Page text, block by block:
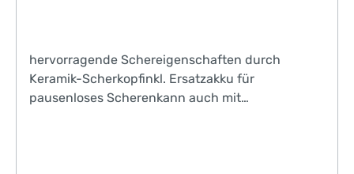
hervorragende Schereigenschaften durch
Keramik-Scherkopfinkl. Ersatzakku für
pausenloses Scherenkann auch mit